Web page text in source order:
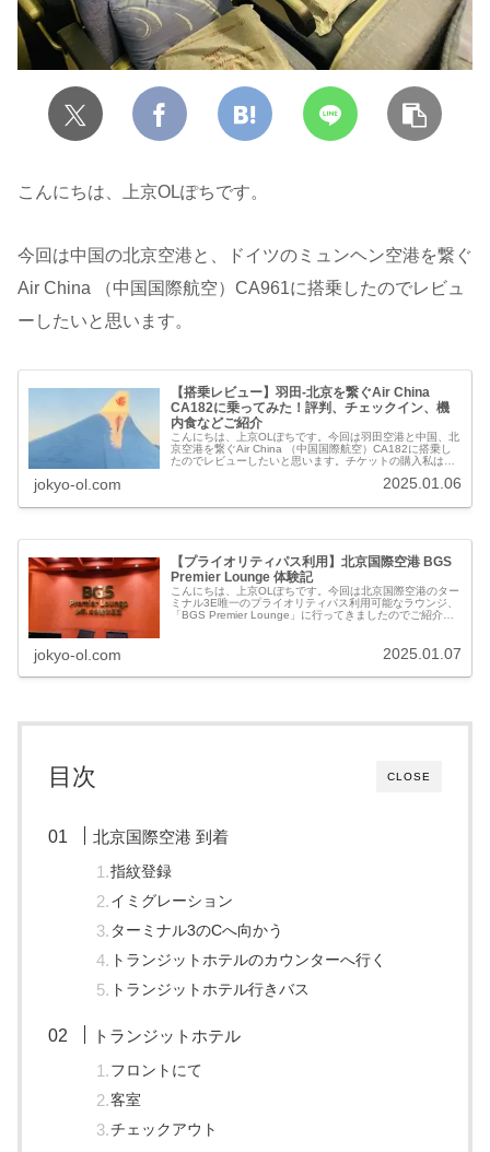
こんにちは、上京OLぽちです。
今回は中国の北京空港と、ドイツのミュンヘン空港を繋ぐ
Air China （中国国際航空）CA961に搭乗したのでレビュ
ーしたいと思います。
【搭乗レビュー】羽田-北京を繋ぐAir China
CA182に乗ってみた！評判、チェックイン、機
内食などご紹介
こんにちは、上京OLぽちです。今回は羽田空港と中国、北
京空港を繋ぐAir China （中国国際航空）CA182に搭乗し
たのでレビューしたいと思います。チケットの購入私は搭
jokyo-ol.com 2025.01.06
【プライオリティパス利用】北京国際空港 BGS
Premier Lounge 体験記
こんにちは、上京OLぽちです。今回は北京国際空港のター
ミナル3E唯一のプライオリティパス利用可能なラウンジ、
「BGS Premier Lounge」に行ってきましたのでご紹介し
jokyo-ol.com 2025.01.07
CLOSE
目次
北京国際空港 到着
指紋登録
イミグレーション
ターミナル3のCへ向かう
トランジットホテルのカウンターへ行く
トランジットホテル行きバス
トランジットホテル
フロントにて
客室
チェックアウト